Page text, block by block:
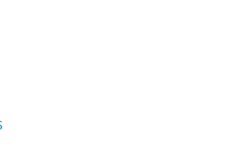
Fressinois